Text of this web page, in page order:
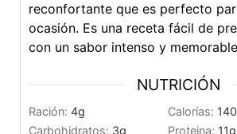
reconfortante que es perfecto
ocasión. Es una receta fácil de
con un sabor intenso y
NUTRICIÓN
Ración: 4g Calorías: 140
Carbohidratos: 3g Proteina: 11g